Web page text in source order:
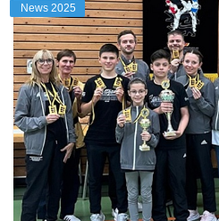
News 2025